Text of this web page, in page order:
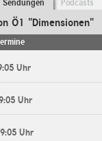
Sendungen Podcasts
Ö1 "Dimensionen"
Uhr
Uhr
Uhr